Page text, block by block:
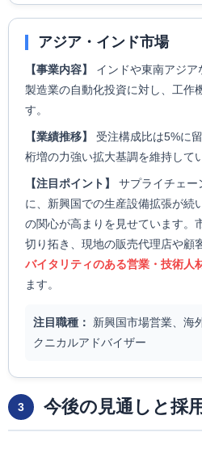
アジア・インド市場
【事業内容】
インドや東南アジ
製造業の自動化投資に対し、工作
す。
【業績推移】
受注構成比は5%に
桁増の力強い拡大基調を維持して
【注目ポイント】
サプライチェー
に、新興国での生産設備拡張が続
の関心が高まりを見せています。
切り拓き、現地の販売代理店や顧
バイタリティのある営業・技術人
ます。
注目職種：
新興国市場営業、海
クニカルアドバイザー
3 今後の見通しと採